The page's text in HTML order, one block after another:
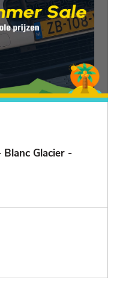
Blanc Glacier -